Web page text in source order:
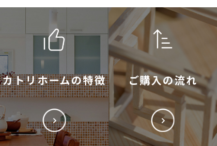
カトリホームの特徴 ご購入の流れ